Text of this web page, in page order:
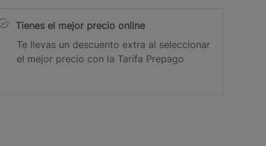
Tienes el mejor precio online
Te llevas un descuento extra al seleccionar
el mejor precio con la Tarifa Prepago